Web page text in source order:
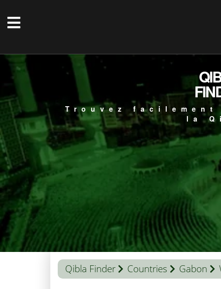
Trouvez
la
Qibla Finder Countries Gabon